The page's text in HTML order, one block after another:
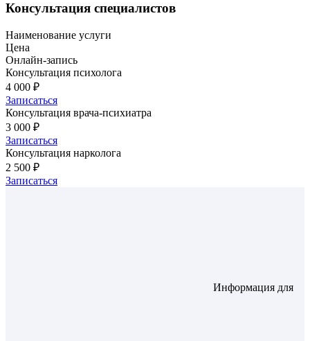
Консультация специалистов
Наименование услуги
Цена
Онлайн-запись
Консультация психолога
4 000 ₽
Записаться
Консультация врача-психиатра
3 000 ₽
Записаться
Консультация нарколога
2 500 ₽
Записаться
Информация для